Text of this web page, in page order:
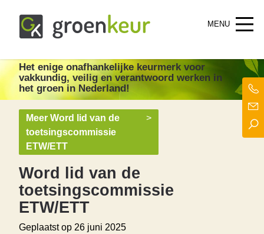
Groenkeur
Het enige onafhankelijke keurmerk voor groen in Nederland!
Het enige onafhankelijke keurmerk voor
vakkundig, veilig en verantwoord werken in
het groen in Nederland!
Meer Word lid van de
toetsingscommissie
ETW/ETT
>
Word lid van de
toetsingscommissie
ETW/ETT
Geplaatst op 26 juni 2025